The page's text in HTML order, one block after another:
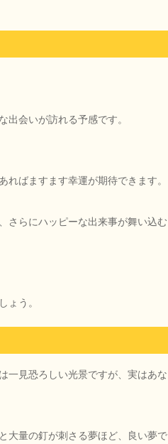
出会いが訪れる予感です。
ばますます幸運が期待できます。
さらにハッピーな出来事が舞い込む
ょう。
一見恐ろしい光景ですが、実はあな
大量の釘が刺さる夢ほど、良い夢で